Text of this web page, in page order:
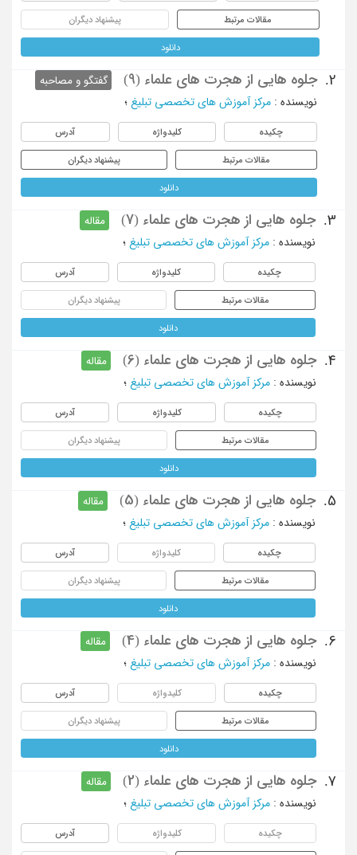
مقالات مرتبط پیشنهاد دیگران
دانلود
2. جلوه هایی از هجرت های علماء (9)
گفتگو و مصاحبه
نویسنده : مرکز آموزش های تخصصی تبلیغ ؛
چکیده کلیدواژه آدرس
مقالات مرتبط پیشنهاد دیگران
دانلود
3. جلوه هایی از هجرت های علماء (7)
مقاله
نویسنده : مرکز آموزش های تخصصی تبلیغ ؛
چکیده کلیدواژه آدرس
مقالات مرتبط پیشنهاد دیگران
دانلود
4. جلوه هایی از هجرت های علماء (6)
مقاله
نویسنده : مرکز آموزش های تخصصی تبلیغ ؛
چکیده کلیدواژه آدرس
مقالات مرتبط پیشنهاد دیگران
دانلود
5. جلوه هایی از هجرت های علماء (5)
مقاله
نویسنده : مرکز آموزش های تخصصی تبلیغ ؛
چکیده کلیدواژه آدرس
مقالات مرتبط پیشنهاد دیگران
دانلود
6. جلوه هایی از هجرت های علماء (4)
مقاله
نویسنده : مرکز آموزش های تخصصی تبلیغ ؛
چکیده کلیدواژه آدرس
مقالات مرتبط پیشنهاد دیگران
دانلود
7. جلوه هایی از هجرت های علماء (2)
مقاله
نویسنده : مرکز آموزش های تخصصی تبلیغ ؛
چکیده کلیدواژه آدرس